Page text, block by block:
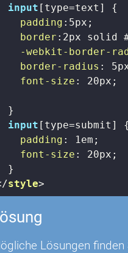
input [type=text]
{
padding : 5px ;
border : 2px solid
-webkit-border-
border-radius :
font-size : 20px ;
}
input [type=submit]
{
padding : 1em ;
font-size : 20px ;
style>
Lösungen finden